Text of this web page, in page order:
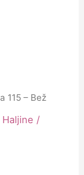
115 – Bež
Haljine /